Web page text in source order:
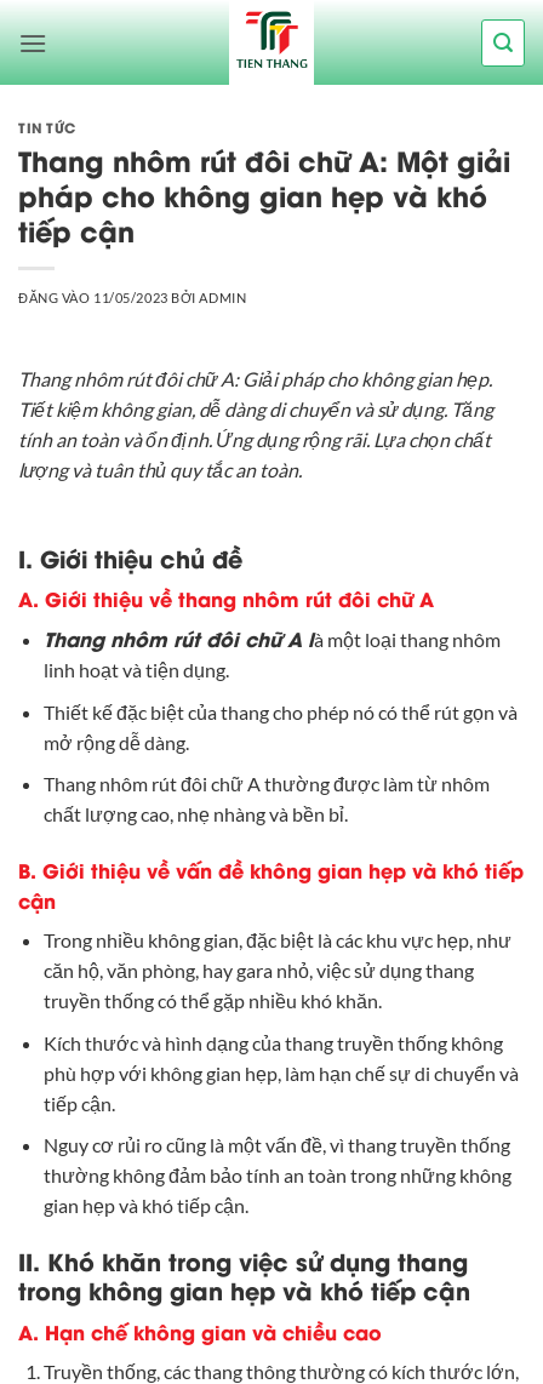
Bỏ
qua
nội
TIN TỨC
Thang nhôm rút đôi chữ A: Một giải
pháp cho không gian hẹp và khó
tiếp cận
ĐĂNG VÀO 11/05/2023 BỞI ADMIN
Thang nhôm rút đôi chữ A: Giải pháp cho không gian hẹp.
Tiết kiệm không gian, dễ dàng di chuyển và sử dụng. Tăng
tính an toàn và ổn định. Ứng dụng rộng rãi. Lựa chọn chất
lượng và tuân thủ quy tắc an toàn.
I. Giới thiệu chủ đề
A. Giới thiệu về thang nhôm rút đôi chữ A
Thang nhôm rút đôi chữ A là một loại thang nhôm
linh hoạt và tiện dụng.
Thiết kế đặc biệt của thang cho phép nó có thể rút gọn và
mở rộng dễ dàng.
Thang nhôm rút đôi chữ A thường được làm từ nhôm
chất lượng cao, nhẹ nhàng và bền bỉ.
B. Giới thiệu về vấn đề không gian hẹp và khó tiếp
cận
Trong nhiều không gian, đặc biệt là các khu vực hẹp, như
căn hộ, văn phòng, hay gara nhỏ, việc sử dụng thang
truyền thống có thể gặp nhiều khó khăn.
Kích thước và hình dạng của thang truyền thống không
phù hợp với không gian hẹp, làm hạn chế sự di chuyển và
tiếp cận.
Nguy cơ rủi ro cũng là một vấn đề, vì thang truyền thống
thường không đảm bảo tính an toàn trong những không
gian hẹp và khó tiếp cận.
II. Khó khăn trong việc sử dụng thang
trong không gian hẹp và khó tiếp cận
A. Hạn chế không gian và chiều cao
Truyền thống, các thang thông thường có kích thước lớn,